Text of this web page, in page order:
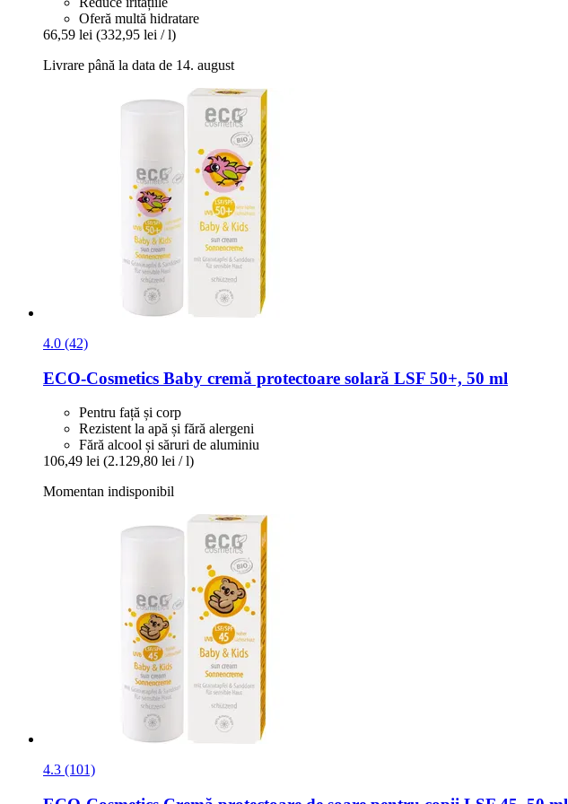
Oferă multă hidratare
66,59 lei (332,95 lei / l)
Livrare până la data de 14. august
4.0 (42)
ECO-Cosmetics Baby cremă protectoare solară LSF 50+, 50 ml
Pentru față și corp
Rezistent la apă și fără alergeni
Fără alcool și săruri de aluminiu
106,49 lei (2.129,80 lei / l)
Momentan indisponibil
4.3 (101)